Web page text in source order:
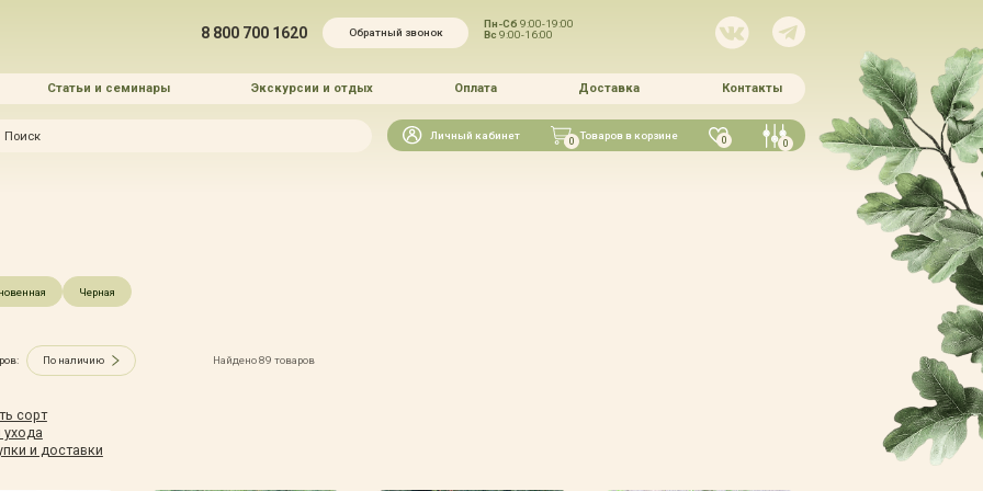
8 800 700 1620 Обратный звонок
Пн-Сб9:00-19:00
Вс9:00-16:00
Статьи и семинары Экскурсии и отдых Оплата Доставка Контакты
Искать
Личный кабинет 0 Товаров в корзине 0 0
Черная
По наличию Найдено 89 товаров
сорт
и доставки